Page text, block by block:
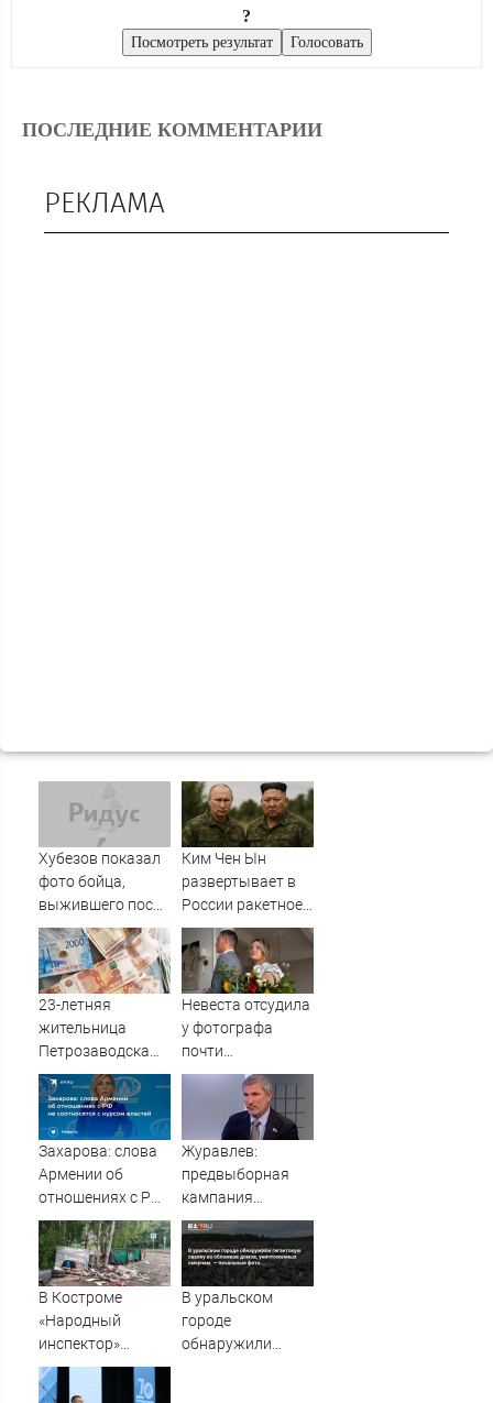
?
ПОСЛЕДНИЕ КОММЕНТАРИИ
РЕКЛАМА
Хубезов показал
фото бойца,
выжившего после
медведя и молнии
Ким Чен Ын
развертывает в
России ракетное
подразделение
для нанесения
ударов по
Украине
23-летняя
жительница
Петрозаводска
вынесла все
деньги из дома
родителей
Невеста отсудила
у фотографа
почти
полмиллиона
Захарова: слова
Армении об
отношениях с РФ
не соотносятся с
курсом властей
Журавлев:
предвыборная
кампания
"Яблока"
оплачивается из
иностранных
источников -
Вести.ru
В Костроме
«Народный
инспектор»
заставил навести
порядок у
В уральском
городе
обнаружили